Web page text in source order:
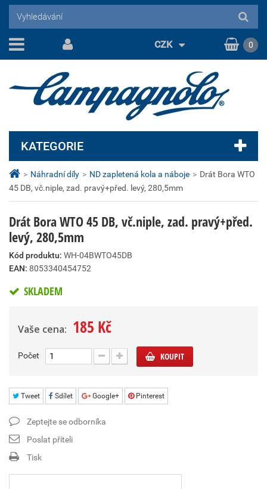
> Náhradní díly > ND zapletená kola a náboje > Drát Bora WTO
45 DB, vč.niple, zad. pravý+před. levý, 280,5mm
Drát Bora WTO 45 DB, vč.niple, zad. pravý+před.
levý, 280,5mm
Kód produktu: WH-04BWTO45DB
EAN: 8053340454752
SKLADEM
Vaše cena: 185 Kč
Počet KOUPIT
Tweet Sdílet Google+ Pinterest
Zeptejte se odborníka
Poslat příteli
Tisk
KATEGORIE
CZK 0